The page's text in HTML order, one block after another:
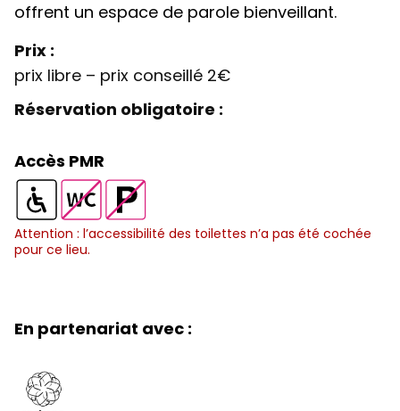
offrent un espace de parole bienveillant.
Prix :
prix libre – prix conseillé 2€
Réservation obligatoire :
Accès PMR
S
a
l
a
c
T
o
i
t
P
a
n
S
a
e
Attention : l’accessibilité des toilettes n’a pas été cochée
pour ce lieu.
En partenariat avec :